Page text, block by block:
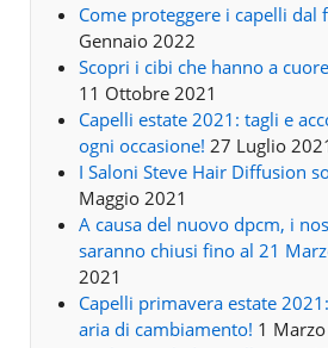
Come proteggere i capelli dal
Gennaio 2022
Scopri i cibi che hanno a
11 Ottobre 2021
Capelli estate 2021: tagli e
ogni occasione! 27 Luglio
I Saloni Steve Hair Diffusion
Maggio 2021
A causa del nuovo dpcm, i
saranno chiusi fino al 21
2021
Capelli primavera estate
aria di cambiamento! 1